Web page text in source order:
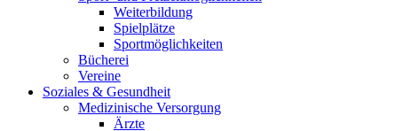
Weiterbildung
Spielplätze
Sportmöglichkeiten
Bücherei
Vereine
Soziales & Gesundheit
Medizinische Versorgung
Ärzte